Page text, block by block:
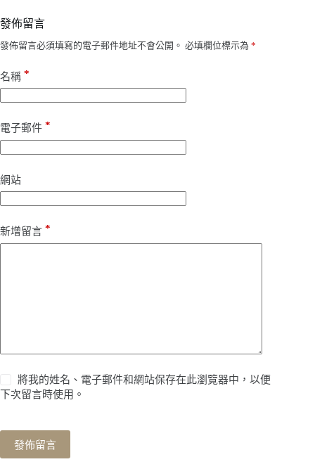
發佈留言
發佈留言必須填寫的電子郵件地址不會公開。 必填欄位標示為 *
名稱 *
電子郵件 *
網站
新增留言 *
將我的姓名、電子郵件和網站保存在此瀏覽器中，以便
下次留言時使用。
發佈留言